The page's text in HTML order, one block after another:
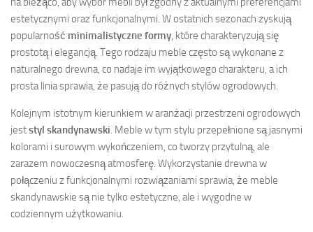
estetycznymi oraz funkcjonalnymi. W ostatnich sezonach zyskują
popularność minimalistyczne formy, które charakteryzują się
prostotą i elegancją. Tego rodzaju meble często są wykonane z
naturalnego drewna, co nadaje im wyjątkowego charakteru, a ich
prosta linia sprawia, że pasują do różnych stylów ogrodowych.
Kolejnym istotnym kierunkiem w aranżacji przestrzeni ogrodowych
jeststyl skandynawski. Meble w tym stylu przepełnione są jasnymi
kolorami i surowym wykończeniem, co tworzy przytulną, ale
zarazem nowoczesną atmosferę. Wykorzystanie drewna w
połączeniu z funkcjonalnymi rozwiązaniami sprawia, że meble
skandynawskie są nie tylko estetyczne, ale i wygodne w
codziennym użytkowaniu.